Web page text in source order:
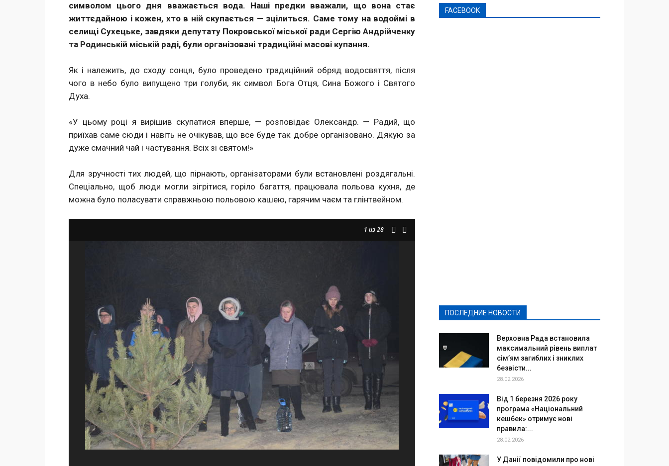
символом цього дня вважається вода. Наші предки вважали, що вона стає
життєдайною і кожен, хто в ній скупається — зцілиться. Саме тому на водоймі в
селищі Сухецьке, завдяки депутату Покровської міської ради Сергію Андрійченку
та Родинськiй міській раді, були організовані традиційні масові купання.
Як і належить, до сходу сонця, було проведено традиційний обряд водосвяття, після
чого в небо було випущено три голуби, як символ Бога Отця, Сина Божого і Святого
Духа.
«У цьому році я вирішив скупатися вперше, — розповідає Олександр. — Радий, що
приїхав саме сюди і навіть не очікував, що все буде так добре організовано. Дякую за
дуже смачний чай і частування. Всіх зі святом!»
Для зручності тих людей, що пiрнають, організаторами були встановлені роздягальні.
Спеціально, щоб люди могли зігрітися, горіло багаття, працювала польова кухня, де
можна було поласувати справжньою польовою кашею, гарячим чаєм та глінтвейном.
1 из 28
FACEBOOK
ПОСЛЕДНИЕ НОВОСТИ
Верховна Рада встановила
максимальний рівень виплат
сім’ям загиблих і зниклих
безвісти...
28.02.2026
Від 1 березня 2026 року
програма «Національний
кешбек» отримує нові
правила:...
28.02.2026
У Данії повідомили про нові